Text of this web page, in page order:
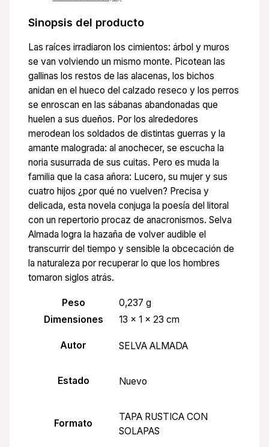
Sinopsis del producto
Las raíces irradiaron los cimientos: árbol y muros
se van volviendo un mismo monte. Picotean las
gallinas los restos de las alacenas, los bichos
anidan en el hueco del calzado reseco y los perros
se enroscan en las sábanas abandonadas que
huelen a sus dueños. Por los alrededores
merodean los soldados de distintas guerras y la
amante malograda: al anochecer, se escucha la
noria susurrada de sus cuitas. Pero es muda la
familia que la casa añora: Lucero, su mujer y sus
cuatro hijos ¿por qué no vuelven? Precisa y
delicada, esta novela conjuga la poesía del litoral
con un repertorio procaz de anacronismos. Selva
Almada logra la hazaña de volver audible el
transcurrir del tiempo y sensible la obcecación de
la naturaleza por recuperar lo que los hombres
tomaron siglos atrás.
Peso
0,237 g
Dimensiones
13 × 1 × 23 cm
Autor SELVA ALMADA
Estado Nuevo
Formato
TAPA RUSTICA CON
SOLAPAS